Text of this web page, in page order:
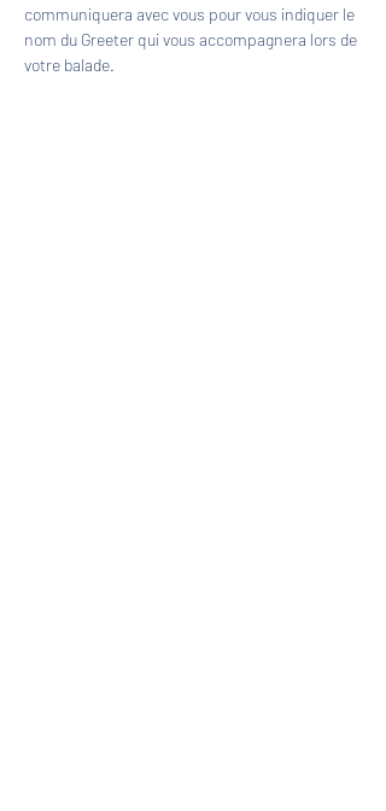
communiquera avec vous pour vous indiquer le
nom du Greeter qui vous accompagnera lors de
votre balade.